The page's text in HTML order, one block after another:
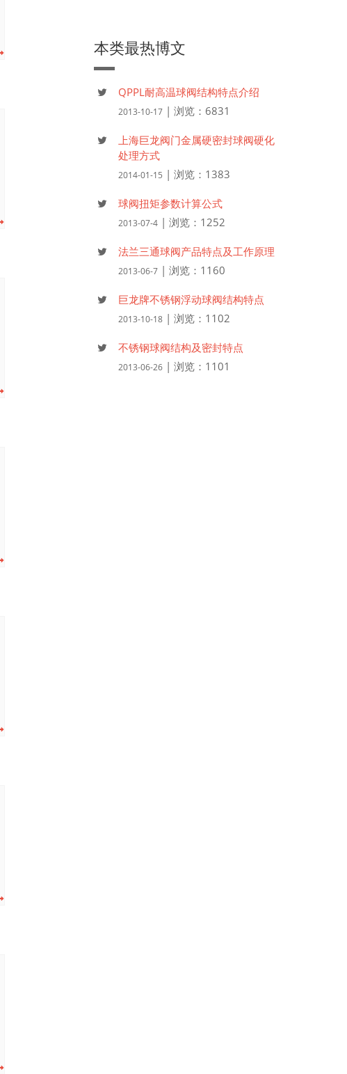
本类最热博文
QPPL耐高温球阀结构特点介绍
2013-10-17| 浏览：6831
上海巨龙阀门金属硬密封球阀硬化
处理方式
2014-01-15 | 浏览：1383
球阀扭矩参数计算公式
2013-07-4| 浏览：1252
法兰三通球阀产品特点及工作原理
2013-06-7| 浏览：1160
巨龙牌不锈钢浮动球阀结构特点
2013-10-18| 浏览：1102
不锈钢球阀结构及密封特点
2013-06-26| 浏览：1101